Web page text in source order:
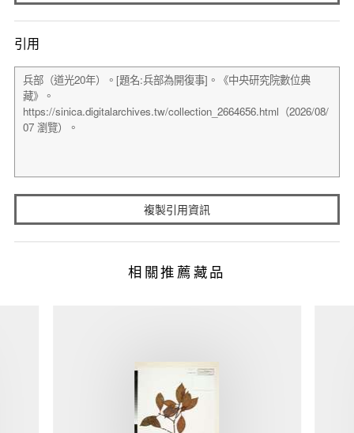
引用
複製引用資訊
相關推薦藏品